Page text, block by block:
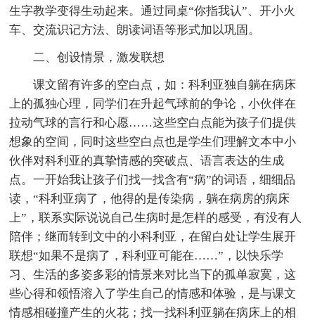
生字教学变得生动起来。通过同桌“你指我认”、开小火
车、交流识记方法、朗读词语等形式加以巩固。
二、创设情景，激发联想
课文留有许多的空白点，如：科利亚独自躺在病床
上的孤独心理，同学们在升起气球前的争论，小伙伴在
拉动气球的言行和心愿……这些空白点能为孩子们提供
想象的空间，同时这些空白点也是学生们理解文本中小
伙伴对科利亚的真挚情感的突破点、语言表达的生成
点。一开始我让孩子们找一找含有“病”的词语，细细品
读，“科利亚病了，他得的是传染病，躺在病房的病床
上”，联系实际说说自己生病时是怎样的感受，有没有人
陪伴；继而转到文中的小科利亚，在留白处让学生展开
联想“如果不是病了，科利亚可能在……”，以快乐学
习、生活的多姿多彩的情景来对比当下的孤单寂寞，这
些心得和领悟溶入了学生自己的情感和体验，是与课文
情感相碰撞产生的火花；找一找科利亚躺在病床上的相